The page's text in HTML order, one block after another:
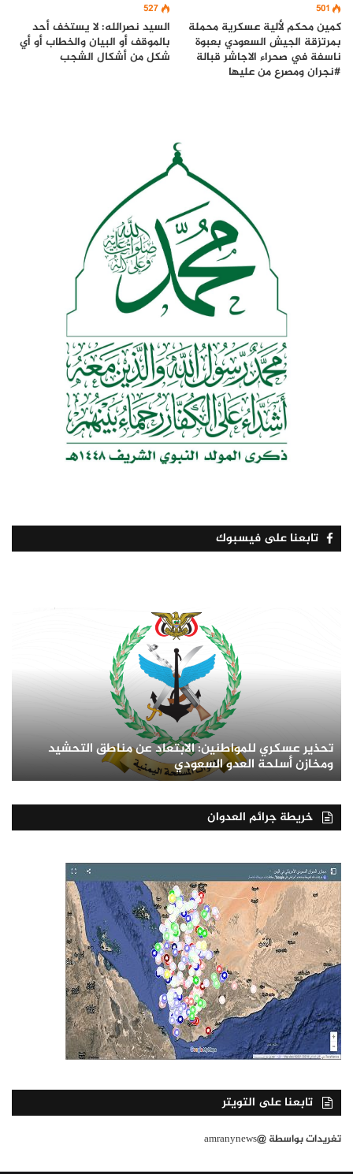
501
كمين محكم لألية عسكرية محملة
بمرتزقة الجيش السعودي بعبوة
ناسفة في صحراء الاجاشر قبالة
#نجران ومصرع من عليها
527
السيد نصرالله: لا يستخف أحد
بالموقف أو البيان والخطاب أو أي
شكل من أشكال الشجب
تابعنا على فيسبوك
تحذير عسكري للمواطنين: الابتعاد عن مناطق التحشيد
ومخازن أسلحة العدو السعودي
خريطة جرائم العدوان
تابعنا على التويتر
تغريدات بواسطة @amranynews